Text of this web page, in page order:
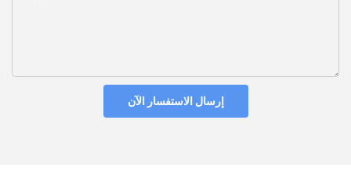
إرسال الاستفسار الآن